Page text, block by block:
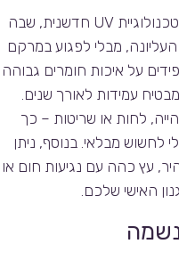
ההדפסה על עץ מתבצעת באמצעות טכנולוגיית UV חדשנית, שבה
מבלי לפגוע במרקם
על איכות חומרים גבוהה
עמידות לאורך שנים.
לחות או שריטות – כך
לחשוש מבלאי. בנוסף, ניתן
עץ כהה עם נגיעות חום או
האישי שלכם.